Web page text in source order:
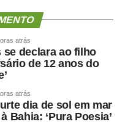
PEDAGOGO-
Prof Udeney
PEDAGOGO-
DR ESTEVAO
atrás
se declara ao filho
de 12 anos do
atrás
dia de sol em mar
Bahia: ‘Pura Poesia’